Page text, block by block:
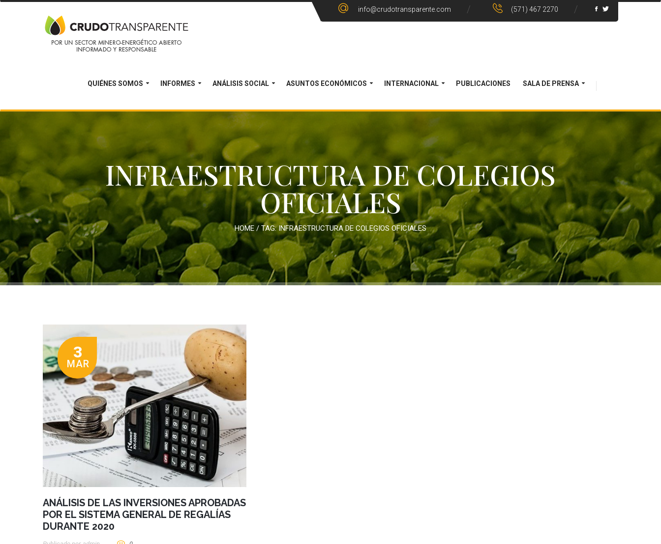
info@crudotransparente.com (571) 467 2270
QUIÉNES SOMOS INFORMES ANÁLISIS SOCIAL ASUNTOS ECONÓMICOS INTERNACIONAL PUBLICACIONES SALA DE PRENSA
INFRAESTRUCTURA DE COLEGIOS
OFICIALES
HOME / TAG:INFRAESTRUCTURA DE COLEGIOS OFICIALES
3
MAR
ANÁLISIS DE LAS INVERSIONES APROBADAS
POR EL SISTEMA GENERAL DE REGALÍAS
DURANTE 2020